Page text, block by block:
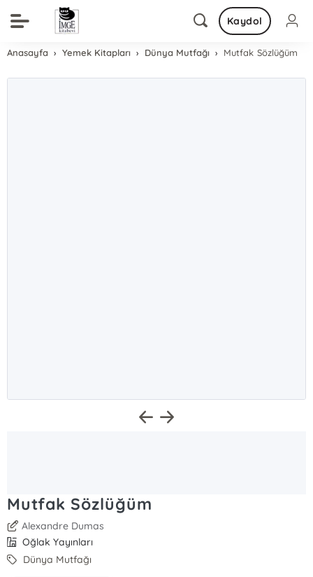
Kaydol
Anasayfa Yemek Kitapları Dünya Mutfağı Mutfak Sözlüğüm
Mutfak Sözlüğüm
Alexandre Dumas
Oğlak Yayınları
Dünya Mutfağı